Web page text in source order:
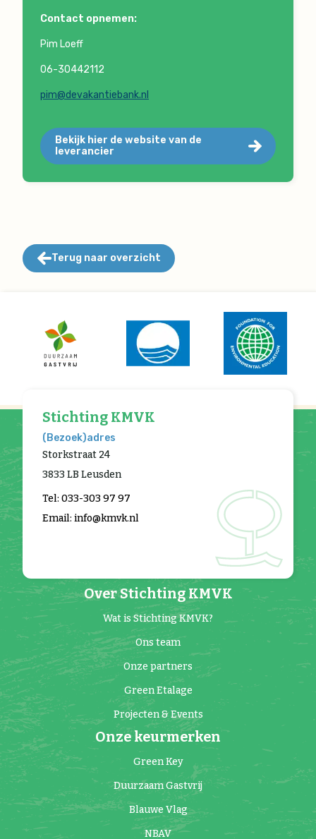
Contact opnemen:
Pim Loeff
06-30442112
pim@devakantiebank.nl
Bekijk hier de website van de
leverancier
Terug naar overzicht
Over Stichting KMVK
Wat is Stichting KMVK?
Ons team
Onze partners
Green Etalage
Projecten & Events
Onze keurmerken
Green Key
Duurzaam Gastvrij
Blauwe Vlag
NBAV
Stichting KMVK
(Bezoek)adres
Storkstraat 24
3833 LB Leusden
Tel: 033-303 97 97
Email: info@kmvk.nl